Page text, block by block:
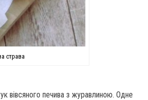
страва
вівсяного печива з журавлиною. Одне